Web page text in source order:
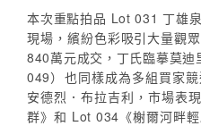
本次重點拍品 Lot 031 丁雄
現場，繽紛色彩吸引大量觀
840萬元成交，丁氏臨摹莫
049）也同樣成為多組買家
安德烈．布拉吉利，市場表
群》和 Lot 034《榭爾河畔